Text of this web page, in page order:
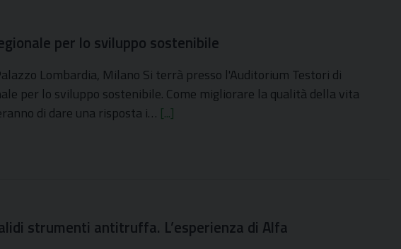
per lo sviluppo sostenibile
Lombardia, Milano Si terrà presso l'Auditorium Testori di
per lo sviluppo sostenibile. Come migliorare la qualità della vita
di dare una risposta i… [...]
strumenti antitruffa. L’esperienza di Alfa